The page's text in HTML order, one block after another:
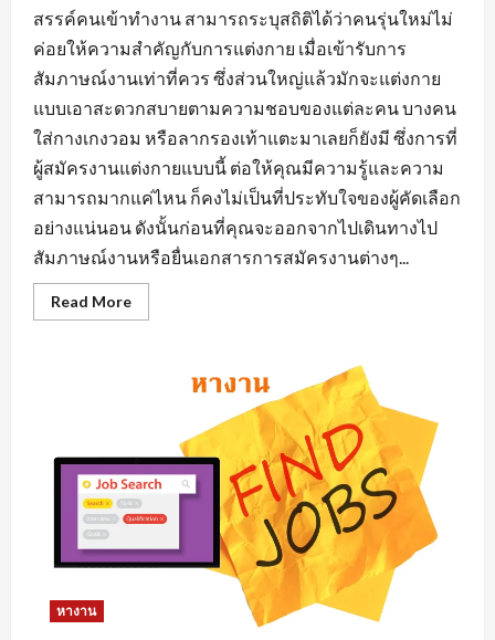
สรรค์คนเข้าทำงาน สามารถระบุสถิติได้ว่าคนรุ่นใหม่ไม่
ค่อยให้ความสำคัญกับการแต่งกาย เมื่อเข้ารับการ
สัมภาษณ์งานเท่าที่ควร ซึ่งส่วนใหญ่แล้วมักจะแต่งกาย
แบบเอาสะดวกสบายตามความชอบของแต่ละคน บางคน
ใส่กางเกงวอม หรือลากรองเท้าแตะมาเลยก็ยังมี ซึ่งการที่
ผู้สมัครงานแต่งกายแบบนี้ ต่อให้คุณมีความรู้และความ
สามารถมากแค่ไหน ก็คงไม่เป็นที่ประทับใจของผู้คัดเลือก
อย่างแน่นอน ดังนั้นก่อนที่คุณจะออกจากไปเดินทางไป
สัมภาษณ์งานหรือยื่นเอกสารการสมัครงานต่างๆ...
Read MoreRead
more
หา
งาน
นิคม
อุตสาหกรรม
อย่างไร
หางาน